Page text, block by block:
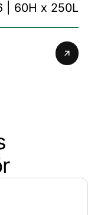
| 60H x 250L